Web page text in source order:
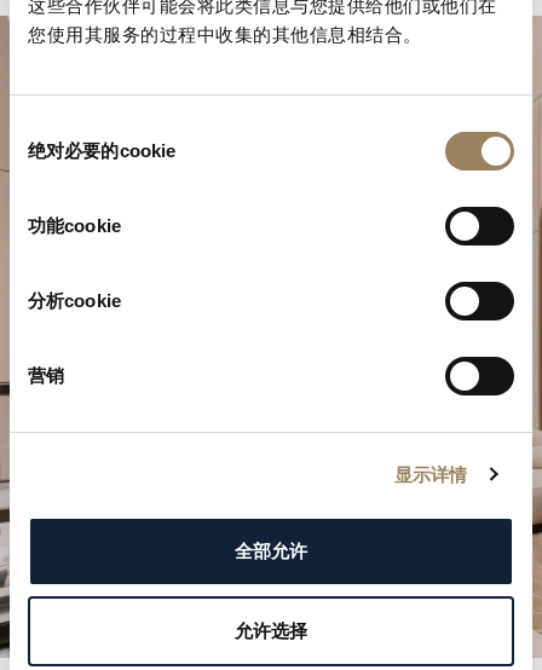
这些合作伙伴可能会将此类信息与您提供给他们或他们在
您使用其服务的过程中收集的其他信息相结合。
绝对必要的cookie
功能cookie
分析cookie
营销
显示详情
全部允许
允许选择
在我们的精品店探索宝玑的制表作品。